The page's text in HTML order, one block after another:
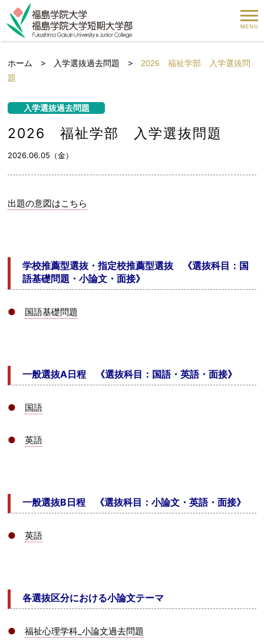
ホーム > 入学選抜過去問題 > 2026 福祉学部 入学選抜問
題
入学選抜過去問題
2026 福祉学部 入学選抜問題
2026.06.05（金）
出題の意図はこちら
学校推薦型選抜・指定校推薦型選抜 《選抜科目：国
語基礎問題・小論文・面接》
● 国語基礎問題
一般選抜A日程 《選抜科目：国語・英語・面接》
● 国語
● 英語
一般選抜B日程 《選抜科目：小論文・英語・面接》
● 英語
各選抜区分における小論文テーマ
● 福祉心理学科_小論文過去問題